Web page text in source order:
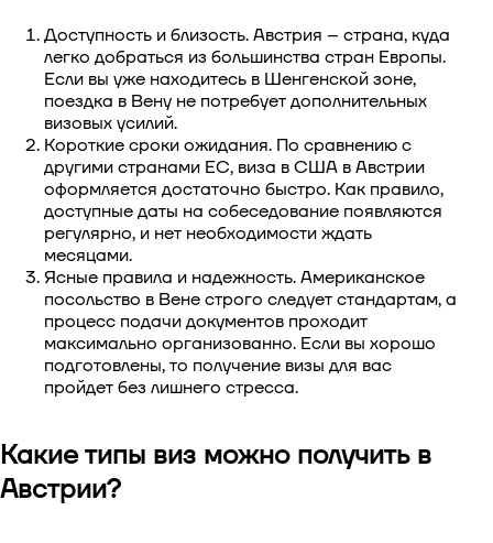
Виза в Сингапур
Виза в Тайвань
Виза во Вьетнам
Доступность и близость. Австрия – страна, куда
легко добраться из большинства стран Европы.
Если вы уже находитесь в Шенгенской зоне,
поездка в Вену не потребует дополнительных
визовых усилий.
Короткие сроки ожидания. По сравнению с
другими странами ЕС, виза в США в Австрии
оформляется достаточно быстро. Как правило,
доступные даты на собеседование появляются
регулярно, и нет необходимости ждать
месяцами.
Ясные правила и надежность. Американское
посольство в Вене строго следует стандартам, а
процесс подачи документов проходит
максимально организованно. Если вы хорошо
подготовлены, то получение визы для вас
пройдет без лишнего стресса.
Какие типы виз можно получить в
Австрии?